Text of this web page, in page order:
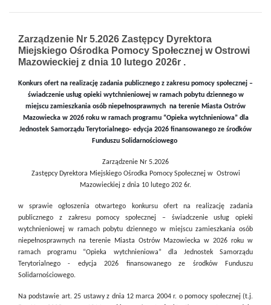
Zarządzenie Nr 5.2026 Zastępcy Dyrektora
Miejskiego Ośrodka Pomocy Społecznej w Ostrowi
Mazowieckiej z dnia 10 lutego 2026r .
Konkurs ofert na realizację zadania publicznego z zakresu pomocy społecznej –
świadczenie usług opieki wytchnieniowej w ramach pobytu dziennego w
miejscu zamieszkania osób niepełnosprawnych na terenie Miasta Ostrów
Mazowiecka w 2026 roku w ramach programu “Opieka wytchnieniowa” dla
Jednostek Samorządu Terytorialnego- edycja 2026 finansowanego ze środków
Funduszu Solidarnościowego
Zarządzenie Nr 5.2026
Zastępcy Dyrektora Miejskiego Ośrodka Pomocy Społecznej w Ostrowi
Mazowieckiej z dnia 10 lutego 202 6r.
w sprawie ogłoszenia otwartego konkursu ofert na realizację zadania
publicznego z zakresu pomocy społecznej – świadczenie usług opieki
wytchnieniowej w ramach pobytu dziennego w miejscu zamieszkania osób
niepełnosprawnych na terenie Miasta Ostrów Mazowiecka w 2026 roku w
ramach programu “Opieka wytchnieniowa” dla Jednostek Samorządu
Terytorialnego - edycja 2026 finansowanego ze środków Funduszu
Solidarnościowego.
Na podstawie art. 25 ustawy z dnia 12 marca 2004 r. o pomocy społecznej (t.j.